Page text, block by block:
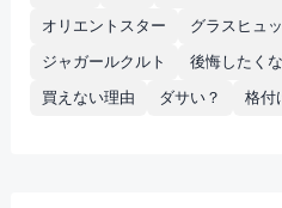
オリエントスター
グラスヒュ
ジャガールクルト
後悔したく
買えない理由
ダサい？ 格付